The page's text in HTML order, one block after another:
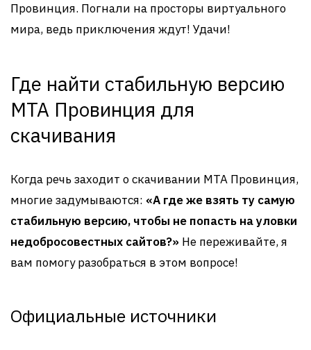
Провинция. Погнали на просторы виртуального
мира, ведь приключения ждут! Удачи!
Где найти стабильную версию
MTA Провинция для
скачивания
Когда речь заходит о скачивании MTA Провинция,
многие задумываются: «А где же взять ту самую
стабильную версию, чтобы не попасть на уловки
недобросовестных сайтов?» Не переживайте, я
вам помогу разобраться в этом вопросе!
Официальные источники